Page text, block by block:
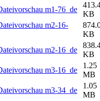
m1-76_de
KB
m2-16-
KB
m2-16_de
KB
m3-16_de
1.25
MB
m3-34_de
1.05
MB